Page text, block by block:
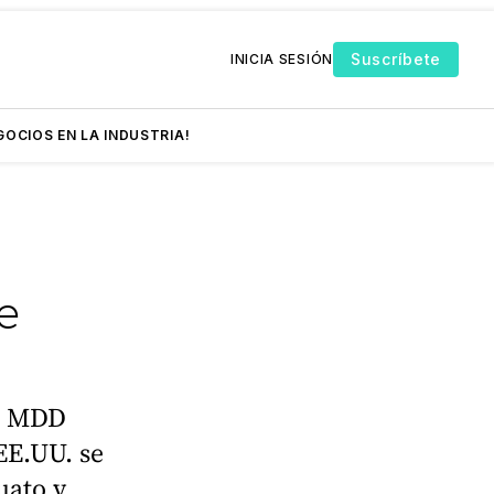
INICIA SESIÓN Suscríbete
EN LA INDUSTRIA!
se